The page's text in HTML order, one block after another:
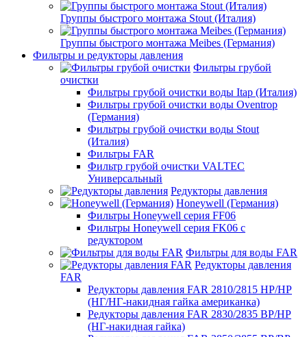
Группы быстрого монтажа Stout (Италия)
Группы быстрого монтажа Meibes (Германия)
Фильтры и редукторы давления
Фильтры грубой
очистки
Фильтры грубой очистки воды Itap (Италия)
Фильтры грубой очистки воды Oventrop
(Германия)
Фильтры грубой очистки воды Stout
(Италия)
Фильтры FAR
Фильтр грубой очистки VALTEC
Универсальный
Редукторы давления
Honeywell (Германия)
Фильтры Honeywell серия FF06
Фильтры Honeywell серия FK06 с
редуктором
Фильтры для воды FAR
Редукторы давления
FAR
Редукторы давления FAR 2810/2815 НР/НР
(НГ/НГ-накидная гайка американка)
Редукторы давления FAR 2830/2835 ВР/НР
(НГ-накидная гайка)